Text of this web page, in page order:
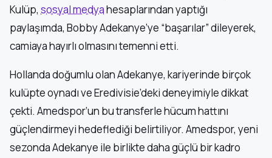
Kulüp, sosyal medyahesaplarından yaptığı
paylaşımda, Bobby Adekanye’ye “başarılar” dileyerek,
camiaya hayırlı olmasını temenni etti.
Hollanda doğumlu olan Adekanye, kariyerinde birçok
kulüpte oynadı ve Eredivisie’deki deneyimiyle dikkat
çekti. Amedspor’un bu transferle hücum hattını
güçlendirmeyi hedeflediği belirtiliyor. Amedspor, yeni
sezonda Adekanye ile birlikte daha güçlü bir kadro